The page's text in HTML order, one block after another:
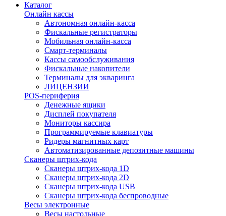
Каталог
Онлайн кассы
Автономная онлайн-касса
Фискальные регистраторы
Мобильная онлайн-касса
Смарт-терминалы
Кассы самообслуживания
Фискальные накопители
Терминалы для экваринга
ЛИЦЕНЗИИ
POS-периферия
Денежные ящики
Дисплей покупателя
Мониторы кассира
Программируемые клавиатуры
Ридеры магнитных карт
Автоматизированные депозитные машины
Сканеры штрих-кода
Сканеры штрих-кода 1D
Сканеры штрих-кода 2D
Сканеры штрих-кода USB
Сканеры штрих-кода беспроводные
Весы электронные
Весы настольные